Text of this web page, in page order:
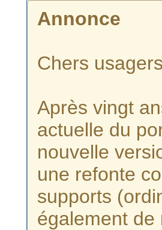
Annonce
Chers
Après vingt
actuelle du
nouvelle
une refonte
supports
également de